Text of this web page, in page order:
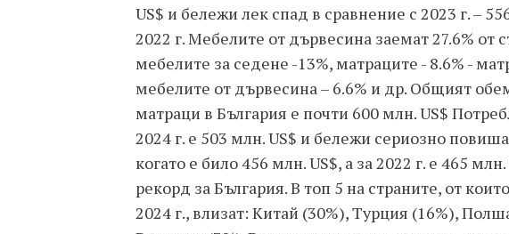
US$ и бележи лек спад в сравнение с 2023 г. –
2022 г. Мебелите от дървесина заемат 27.6% от
мебелите за седене -13%, матраците - 8.6% -
мебелите от дървесина – 6.6% и др. Общият
матраци в България е почти 600 млн. US$
2024 г. е 503 млн. US$ и бележи сериозно
когато е било 456 млн. US$, а за 2022 г. е 465
рекорд за България. В топ 5 на страните, от
2024 г., влизат: Китай (30%), Турция (16%),